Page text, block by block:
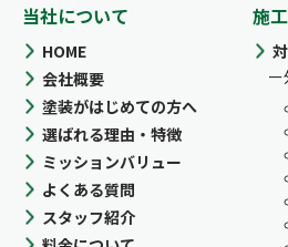
当社について
HOME
会社概要
塗装がはじめての方へ
選ばれる理由・特徴
ミッションバリュー
よくある質問
スタッフ紹介
施